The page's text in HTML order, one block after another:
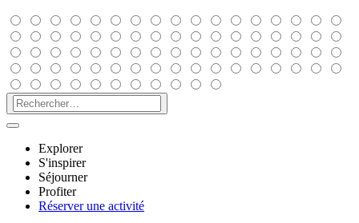
Explorer
S'inspirer
Séjourner
Profiter
Réserver une activité